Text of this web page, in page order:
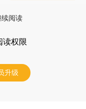
续阅读
读权限
升级